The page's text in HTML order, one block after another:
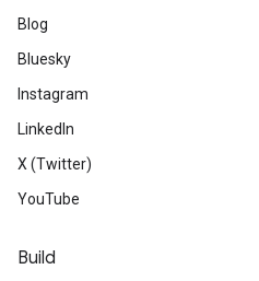
Blog
Bluesky
Instagram
LinkedIn
X (Twitter)
YouTube
Build